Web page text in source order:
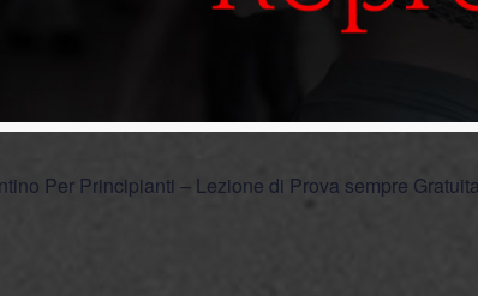
Per Principianti – Lezione di Prova sempre Gratuita